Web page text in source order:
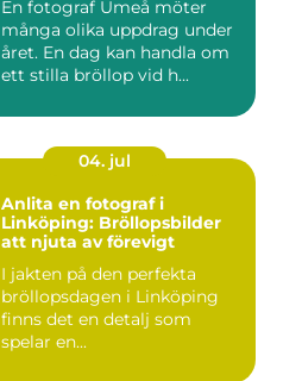
En fotograf Umeå möter
många olika uppdrag under
året. En dag kan handla om
ett stilla bröllop vid h...
04. jul
Anlita en fotograf i
Linköping: Bröllopsbilder
att njuta av förevigt
I jakten på den perfekta
bröllopsdagen i Linköping
finns det en detalj som
spelar en...